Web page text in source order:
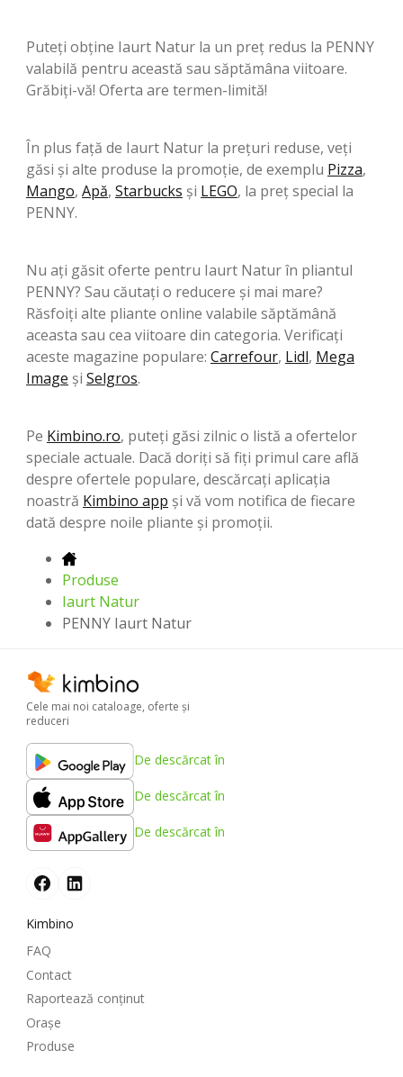
Puteți obține Iaurt Natur la un preț redus la PENNY
valabilă pentru această sau săptămâna viitoare.
Grăbiți-vă! Oferta are termen-limită!
În plus față de Iaurt Natur la prețuri reduse, veți
găsi și alte produse la promoție, de exemplu Pizza,
Mango, Apă, Starbucks şi LEGO, la preț special la
PENNY.
Nu ați găsit oferte pentru Iaurt Natur în pliantul
PENNY? Sau căutați o reducere și mai mare?
Răsfoiți alte pliante online valabile săptămână
aceasta sau cea viitoare din categoria. Verificați
aceste magazine populare: Carrefour, Lidl, Mega
Image şi Selgros.
Pe Kimbino.ro, puteți găsi zilnic o listă a ofertelor
speciale actuale. Dacă doriți să fiți primul care află
despre ofertele populare, descărcați aplicația
noastră Kimbino app și vă vom notifica de fiecare
dată despre noile pliante și promoții.
Produse
Iaurt Natur
PENNY Iaurt Natur
Cele mai noi cataloage, oferte şi
reduceri
De descărcat în
De descărcat în
De descărcat în
Kimbino
FAQ
Contact
Raportează conținut
Oraşe
Produse